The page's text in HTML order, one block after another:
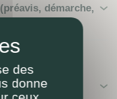
démarche,
meublée ?
/
des
donne